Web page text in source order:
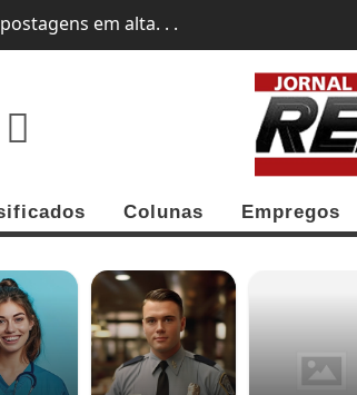
CAMINHADA ABRE PROGRAMAÇÃO DO
Colunas Empregos